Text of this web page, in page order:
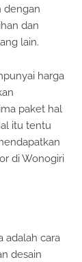
dengan
dan
lain.
harga
paket hal
itu tentu
di Wonogiri
adalah cara
desain